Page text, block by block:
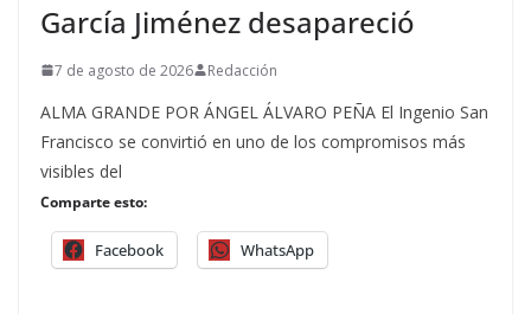
García Jiménez desapareció
7 de agosto de 2026 Redacción
ALMA GRANDE POR ÁNGEL ÁLVARO PEÑA El Ingenio San
Francisco se convirtió en uno de los compromisos más
visibles del
Comparte esto:
Facebook WhatsApp